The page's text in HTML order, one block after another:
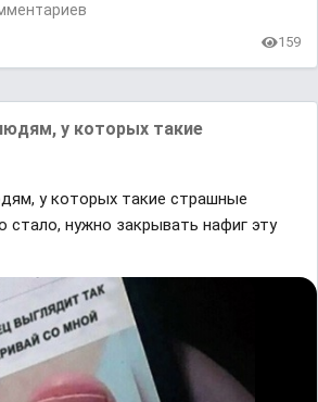
159
у которых такие
у которых такие страшные
нужно закрывать нафиг эту